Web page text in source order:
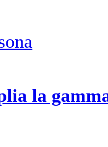
la